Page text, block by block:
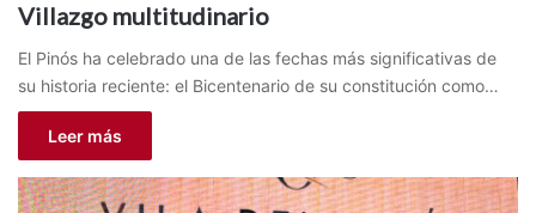
Villazgo multitudinario
El Pinós ha celebrado una de las fechas más significativas de
su historia reciente: el Bicentenario de su constitución como…
Leer más